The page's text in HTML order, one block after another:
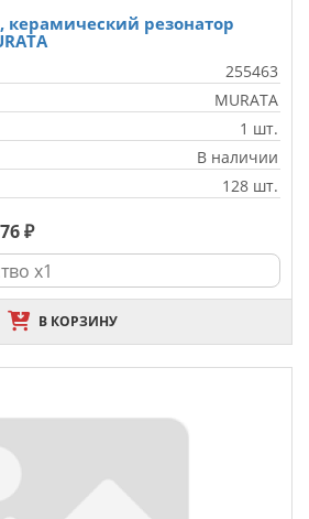
керамический резонатор
255463
MURATA
1 шт.
В наличии
128 шт.
₽
В КОРЗИНУ